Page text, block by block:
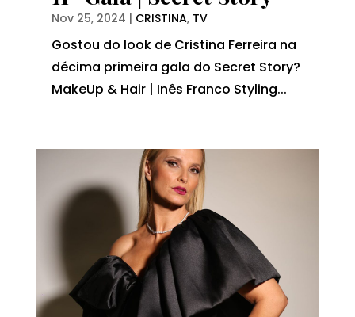
Nov 25, 2024 | CRISTINA, TV
Gostou do look de Cristina Ferreira na
décima primeira gala do Secret Story?
MakeUp & Hair | Inês Franco Styling...